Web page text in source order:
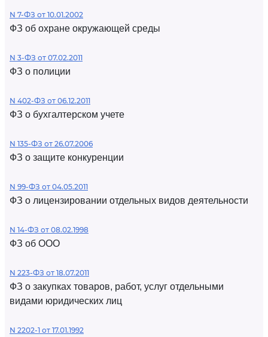
N 7-ФЗ от 10.01.2002
ФЗ об охране окружающей среды
N 3-ФЗ от 07.02.2011
ФЗ о полиции
N 402-ФЗ от 06.12.2011
ФЗ о бухгалтерском учете
N 135-ФЗ от 26.07.2006
ФЗ о защите конкуренции
N 99-ФЗ от 04.05.2011
ФЗ о лицензировании отдельных видов деятельности
N 14-ФЗ от 08.02.1998
ФЗ об ООО
N 223-ФЗ от 18.07.2011
ФЗ о закупках товаров, работ, услуг отдельными
видами юридических лиц
N 2202-1 от 17.01.1992